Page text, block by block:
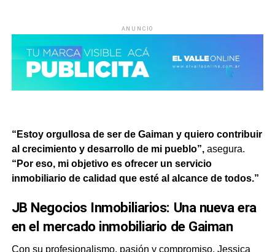
ANUNCIO
“Estoy orgullosa de ser de Gaiman y quiero contribuir
al crecimiento y desarrollo de mi pueblo”,asegura.
“Por eso, mi objetivo es ofrecer un servicio
inmobiliario de calidad que esté al alcance de todos.”
JB Negocios Inmobiliarios: Una nueva era
en el mercado inmobiliario de Gaiman
Con su profesionalismo, pasión y compromiso, Jessica